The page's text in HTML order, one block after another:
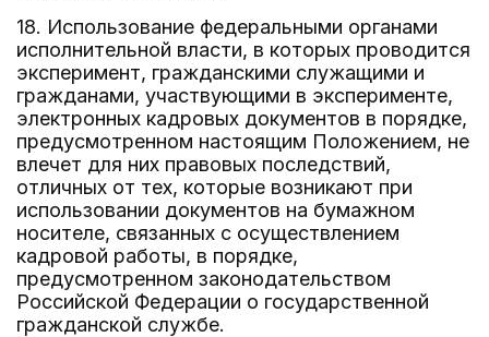
18. Использование федеральными органами
исполнительной власти, в которых проводится
эксперимент, гражданскими служащими и
гражданами, участвующими в эксперименте,
электронных кадровых документов в порядке,
предусмотренном настоящим Положением, не
влечет для них правовых последствий,
отличных от тех, которые возникают при
использовании документов на бумажном
носителе, связанных с осуществлением
кадровой работы, в порядке,
предусмотренном законодательством
Российской Федерации о государственной
гражданской службе.